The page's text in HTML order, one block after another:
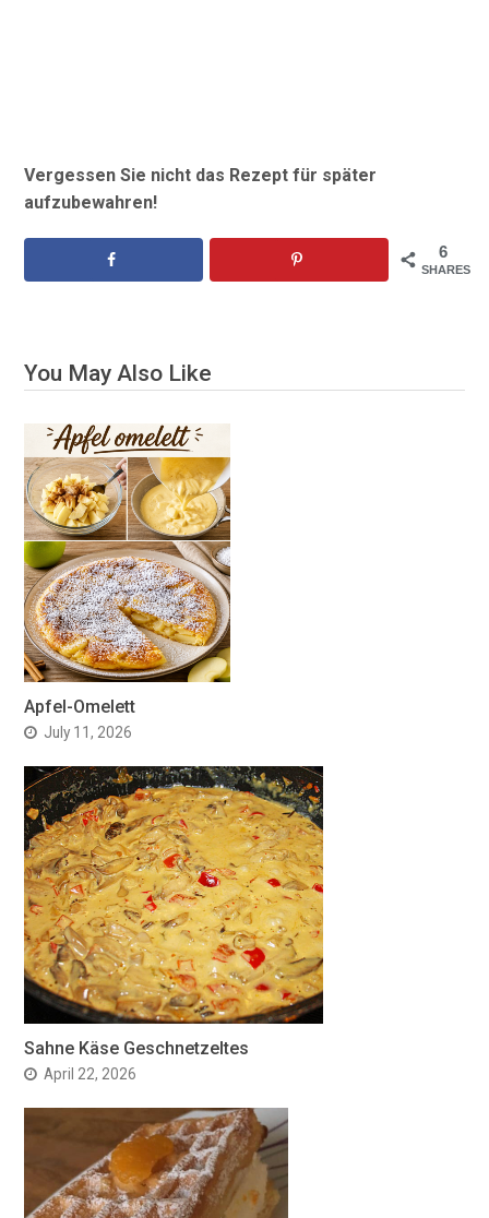
Vergessen Sie nicht das Rezept für später
aufzubewahren!
6
SHARES
You May Also Like
Apfel-Omelett
July 11, 2026
Sahne Käse Geschnetzeltes
April 22, 2026